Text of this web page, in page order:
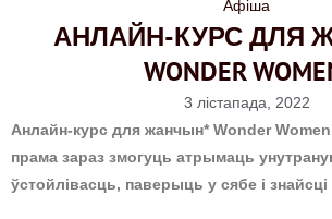
Афіша
АНЛАЙН-КУРС ДЛЯ
WONDER
3 лістапада, 2022
Анлайн-курс для жанчын* Wonder
прама зараз змогуць атрымаць
ўстойлівасць, паверыць у сябе і